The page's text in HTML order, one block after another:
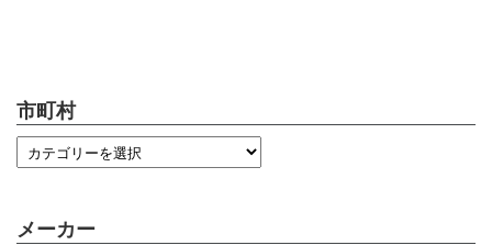
市町村
メーカー